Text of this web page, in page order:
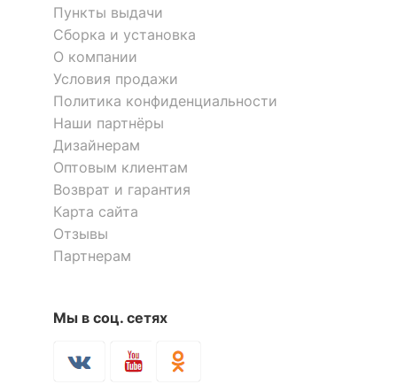
Пункты выдачи
Сборка и установка
О компании
Условия продажи
Политика конфиденциальности
Наши партнёры
Дизайнерам
Оптовым клиентам
Возврат и гарантия
Карта сайта
Отзывы
Партнерам
Мы в соц. сетях